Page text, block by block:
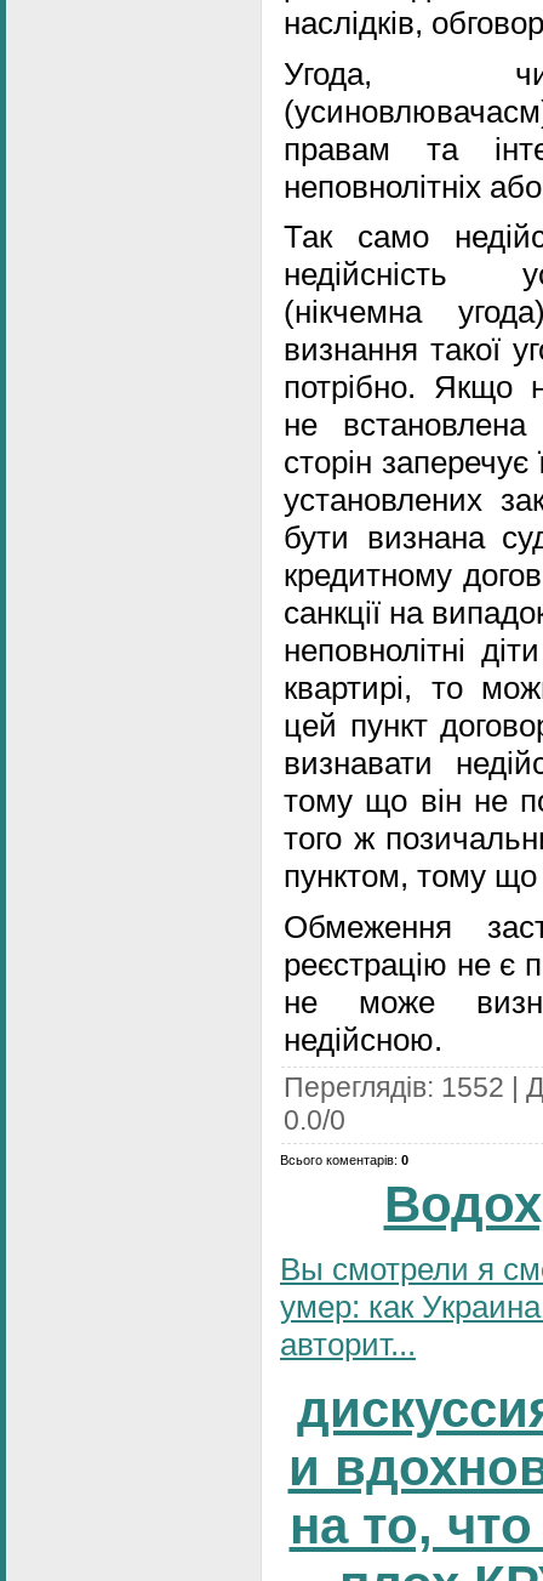
наслідків,
Угода,
правам та
неповнолітніх
Так само
недійсність
(нікчемна
визнання такої
потрібно. Якщо
не
сторін заперечує
установлених
бути визнана
кредитному
санкції на
неповнолітні
квартирі, то
цей пункт
визнавати
тому що він не
того ж
пунктом, тому що
Обмеження
реєстрацію не є
не може
недійсною.
Переглядів: 1552 |
0.0/0
Всього коментарів: 0
Вы смотрели я
умер: как
авторит...
и
на то,